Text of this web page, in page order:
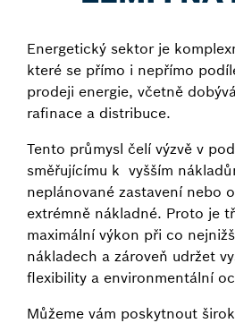
Energetický sektor je
které se přímo i nepřímo
prodeji energie, včetně
rafinace a distribuce.
Tento průmysl čelí výzvě v
směřujícímu k vyšším
neplánované zastavení nebo
extrémně nákladné. Proto je
maximální výkon při co
nákladech a zároveň udržet
flexibility a environmentální
Můžeme vám poskytnout